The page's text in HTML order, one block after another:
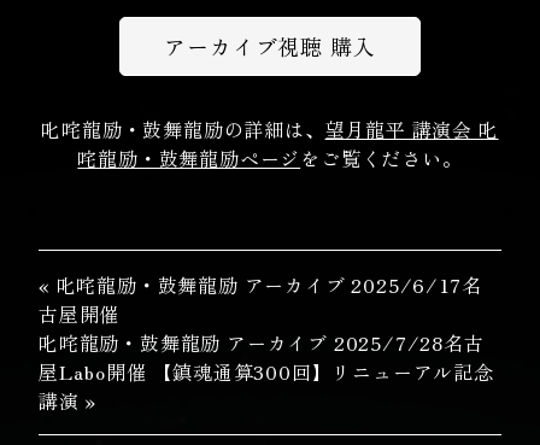
アーカイブ視聴 購入
叱咤龍励・鼓舞龍励の詳細は、 望月龍平 講演会 叱
咤龍励・鼓舞龍励ページをご覧ください。
« 叱咤龍励・鼓舞龍励 アーカイブ 2025/6/17名
古屋開催
叱咤龍励・鼓舞龍励 アーカイブ 2025/7/28名古
屋Labo開催 【鎮魂通算300回】リニューアル記念
講演 »